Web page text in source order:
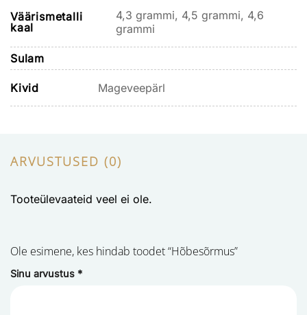
Väärismetalli
kaal
4,3 grammi, 4,5 grammi, 4,6
grammi
Sulam
Kivid Mageveepärl
ARVUSTUSED (0)
Tooteülevaateid veel ei ole.
Ole esimene, kes hindab toodet “Hõbesõrmus”
Sinu arvustus *